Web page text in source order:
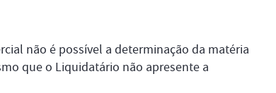
não é possível a determinação da matéria
que o Liquidatário não apresente a